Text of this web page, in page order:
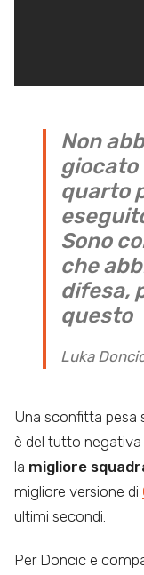
Non
giocato
quarto
Sono
che
difesa,
questo
Luka
Una sconfitta pesa
è del tutto
la migliore
migliore versione di
ultimi secondi.
Per Doncic e